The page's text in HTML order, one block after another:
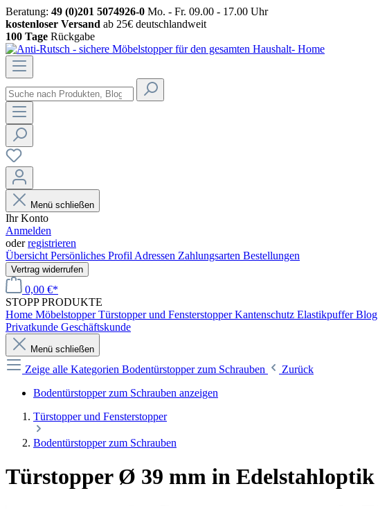
Beratung: 49 (0)201 5074926-0 Mo. - Fr. 09.00 - 17.00 Uhr
kostenloser Versand ab 25€ deutschlandweit
100 Tage Rückgabe
Menü schließen
Ihr Konto
Anmelden
oderregistrieren
Übersicht Persönliches Profil Adressen Zahlungsarten Bestellungen
Vertrag widerrufen
0,00 €*
STOPP PRODUKTE
Home Möbelstopper Türstopper und Fensterstopper Kantenschutz Elastikpuffer Blog
Privatkunde Geschäftskunde
Menü schließen
Zeige alle Kategorien Bodentürstopper zum Schrauben
Zurück
Bodentürstopper zum Schrauben anzeigen
Türstopper und Fensterstopper
Bodentürstopper zum Schrauben
Türstopper Ø 39 mm in Edelstahloptik